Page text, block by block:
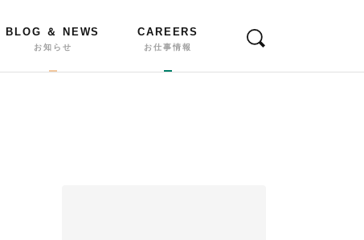
BLOG ＆ NEWS
お知らせ
CAREERS
お仕事情報